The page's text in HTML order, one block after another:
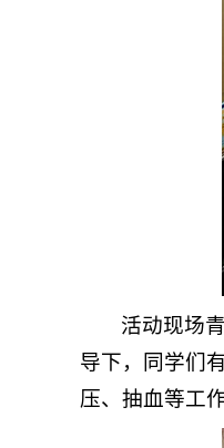
活动现场
导下，同学们
压、抽血等工